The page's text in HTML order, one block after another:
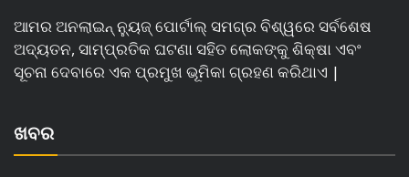
ଆମର ଅନଲାଇନ୍ ନ୍ୟୁଜ୍ ପୋର୍ଟାଲ୍ ସମଗ୍ର ବିଶ୍ୱରେ ସର୍ବଶେଷ
ଅଦ୍ୟତନ, ସାମ୍ପ୍ରତିକ ଘଟଣା ସହିତ ଲୋକଙ୍କୁ ଶିକ୍ଷା ଏବଂ
ସୂଚନା ଦେବାରେ ଏକ ପ୍ରମୁଖ ଭୂମିକା ଗ୍ରହଣ କରିଥାଏ |
ଖବର